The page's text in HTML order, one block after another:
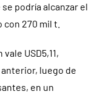
podría alcanzar el
270 mil t.
USD5,11,
luego de
en un